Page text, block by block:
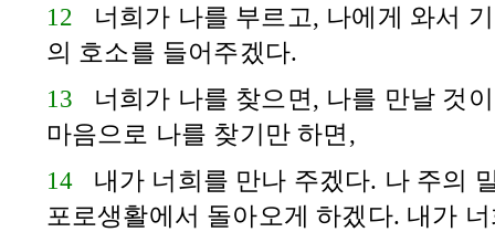
12 너희가 나를 부르고, 나에게 와서
의 호소를 들어주겠다.
13 너희가 나를 찾으면, 나를 만날 것
마음으로 나를 찾기만 하면,
14 내가 너희를 만나 주겠다. 나 주의
포로생활에서 돌아오게 하겠다. 내가